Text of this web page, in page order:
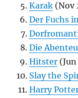
Karak (Nov
Der Fuchs
Die
Hitster
Slay the
Harry